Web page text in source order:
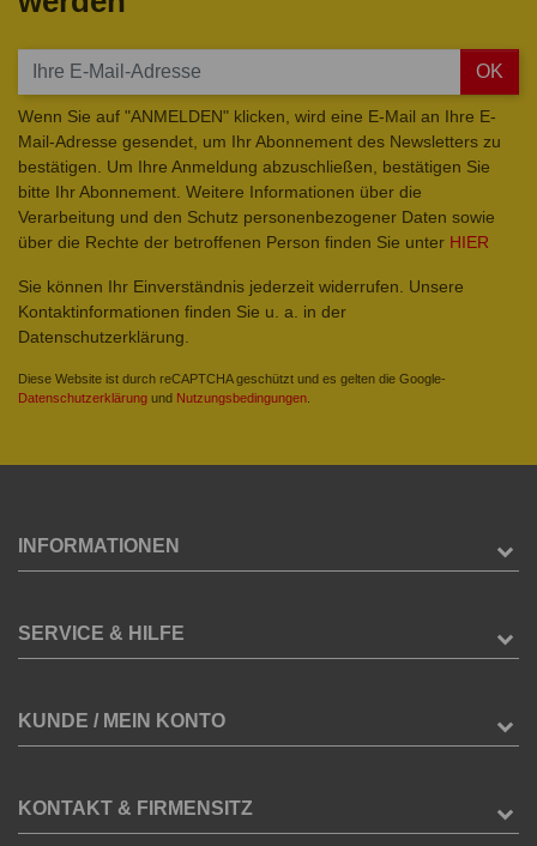
OK
Wenn Sie auf "ANMELDEN" klicken, wird eine E-Mail an Ihre E-
Mail-Adresse gesendet, um Ihr Abonnement des Newsletters zu
bestätigen. Um Ihre Anmeldung abzuschließen, bestätigen Sie
bitte Ihr Abonnement. Weitere Informationen über die
Verarbeitung und den Schutz personenbezogener Daten sowie
über die Rechte der betroffenen Person finden Sie unter HIER
Sie können Ihr Einverständnis jederzeit widerrufen. Unsere
Kontaktinformationen finden Sie u. a. in der
Datenschutzerklärung.
Diese Website ist durch reCAPTCHA geschützt und es gelten die Google-
Datenschutzerklärung und Nutzungsbedingungen
INFORMATIONEN
SERVICE & HILFE
KUNDE / MEIN KONTO
KONTAKT & FIRMENSITZ